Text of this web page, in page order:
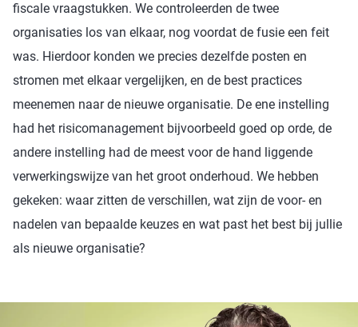
fiscale vraagstukken. We controleerden de twee
organisaties los van elkaar, nog voordat de fusie een feit
was. Hierdoor konden we precies dezelfde posten en
stromen met elkaar vergelijken, en de best practices
meenemen naar de nieuwe organisatie. De ene instelling
had het risicomanagement bijvoorbeeld goed op orde, de
andere instelling had de meest voor de hand liggende
verwerkingswijze van het groot onderhoud. We hebben
gekeken: waar zitten de verschillen, wat zijn de voor- en
nadelen van bepaalde keuzes en wat past het best bij jullie
als nieuwe organisatie?